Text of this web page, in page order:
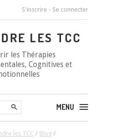
S'inscrire - Se connecter
LES TCC
les Thérapies
Cognitives et
MENU
les TCC / Blog /